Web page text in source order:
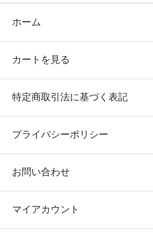
ホーム
カートを見る
特定商取引法に基づく表記
プライバシーポリシー
お問い合わせ
マイアカウント